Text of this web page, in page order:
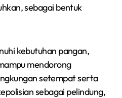
sebagai bentuk
kebutuhan pangan,
mendorong
setempat serta
sebagai pelindung,